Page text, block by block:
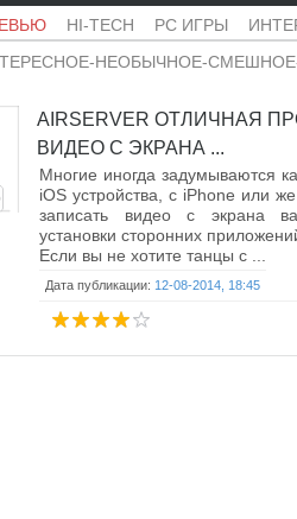
HI-TECH PC ИГРЫ
НЕОБЫЧНОЕ-
AIRSERVER ОТЛИЧНАЯ
ВИДЕО С ЭКРАНА ...
Многие иногда задумываются
iOS устройства, с iPhone или
записать видео с экрана
установки сторонних
Если вы не хотите танцы с ...
Дата публикации: 12-08-2014, 18:45